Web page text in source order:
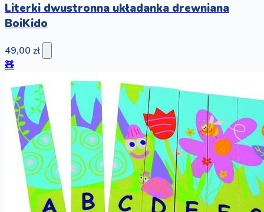
Literki dwustronna układanka drewniana
BoiKido
49,00 zł
🧸